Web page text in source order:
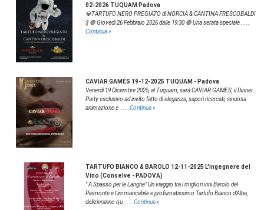
02-2026 TUQUAM Padova
💎TARTUFO NERO PREGIATO di NORCIA & CANTINA FRESCOBALDI
🍾 🛑 Giovedì 26 Febbraio 2026 dalle 19:30 🛑 Una serata speciale .....
Continua »
CAVIAR GAMES 19-12-2025 TUQUAM - Padova
Venerdì 19 Dicembre 2025, al Tuquam, sarà CAVIAR GAMES, il Dinner
Party esclusivo ad invito fatto di eleganza, sapori ricercati, sinuosa
animazione e ..... Continua »
TARTUFO BIANCO & BAROLO 12-11-2025 L'ingegnere del
Vino (Conselve - PADOVA)
" A Spasso per le Langhe" Un viaggio tra i migliori vini Barolo del
Piemonte e l'immancabile e profumatissimo Tartufo Bianco d'Alba,
delizieranno qu ..... Continua »